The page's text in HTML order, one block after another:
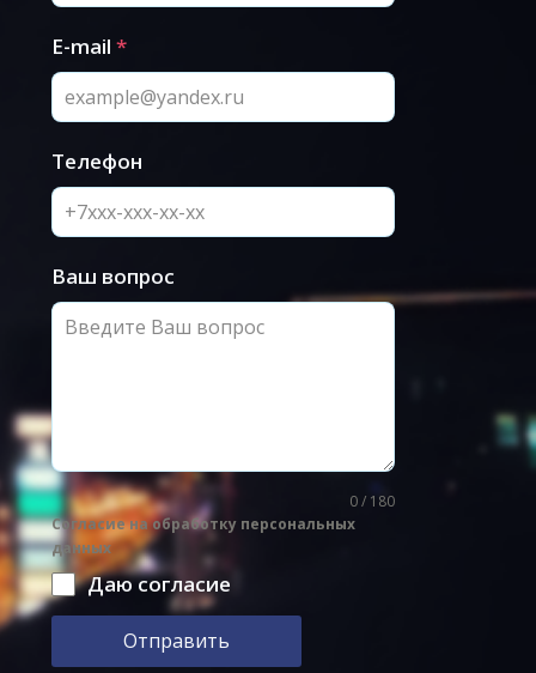
E-mail*
Телефон
Ваш вопрос
0 / 180
Согласие на обработку персональных
данных
Даю согласие
Отправить